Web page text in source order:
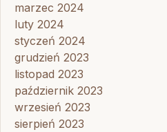
marzec 2024
luty 2024
styczeń 2024
grudzień 2023
listopad 2023
październik 2023
wrzesień 2023
sierpień 2023